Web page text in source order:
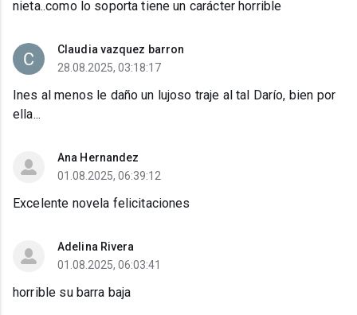
nieta..como lo soporta tiene un carácter horrible
Claudia vazquez barron
28.08.2025, 03:18:17
Ines al menos le daño un lujoso traje al tal Darío, bien por
ella...
Ana Hernandez
01.08.2025, 06:39:12
Excelente novela felicitaciones
Adelina Rivera
01.08.2025, 06:03:41
horrible su barra baja